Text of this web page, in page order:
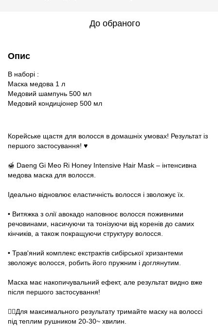
До обраного
Опис
В наборі :
Маска медова 1 л
Медовий шампунь 500 мл
Медовий кондиціонер 500 мл
Корейське щастя для волосся в домашніх умовах! Результат із
першого застосування! ♥️
🍯 Daeng Gi Meo Ri Honey Intensive Hair Mask – інтенсивна
медова маска для волосся.
Ідеально відновлює еластичність волосся і зволожує їх.
• Витяжка з олії авокадо наповнює волосся поживними
речовинами, насичуючи та тонізуючи від коренів до самих
кінчиків, а також покращуючи структуру волосся.
• Трав'яний комплекс екстрактів сибірської хризантеми
зволожує волосся, робить його пружним і доглянутим.
Маска має накопичувальний ефект, але результат видно вже
після першого застосування!
☝🏻Для максимального результату тримайте маску на волоссі
під теплим рушником 20-30~ хвилин.